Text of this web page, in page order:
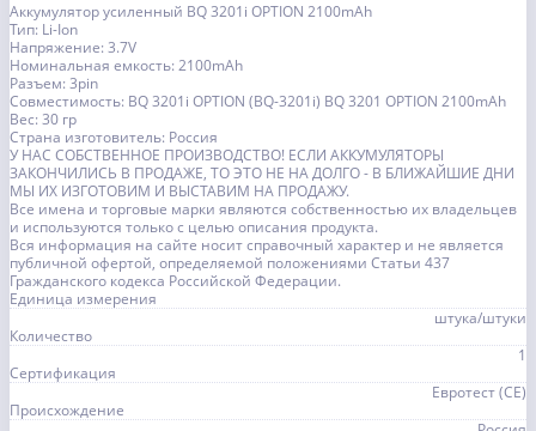
Аккумулятор усиленный BQ 3201i OPTION 2100mAh
Тип: Li-Ion
Напряжение: 3.7V
Номинальная емкость: 2100mAh
Разъем: 3pin
Совместимость: BQ 3201i OPTION (BQ-3201i) BQ 3201 OPTION 2100mAh
Вес: 30 гр
Страна изготовитель: Россия
У НАС СОБСТВЕННОЕ ПРОИЗВОДСТВО! ЕСЛИ АККУМУЛЯТОРЫ
ЗАКОНЧИЛИСЬ В ПРОДАЖЕ, ТО ЭТО НЕ НА ДОЛГО - В БЛИЖАЙШИЕ ДНИ
МЫ ИХ ИЗГОТОВИМ И ВЫСТАВИМ НА ПРОДАЖУ.
Все имена и торговые марки являются собственностью их владельцев
и используются только с целью описания продукта.
Вся информация на сайте носит справочный характер и не является
публичной офертой, определяемой положениями Статьи 437
Гражданского кодекса Российской Федерации.
Единица измерения
штука/штуки
Количество
1
Сертификация
Евротест (СЕ)
Происхождение